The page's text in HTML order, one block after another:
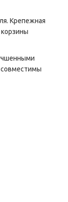
Крепежная
совместимы